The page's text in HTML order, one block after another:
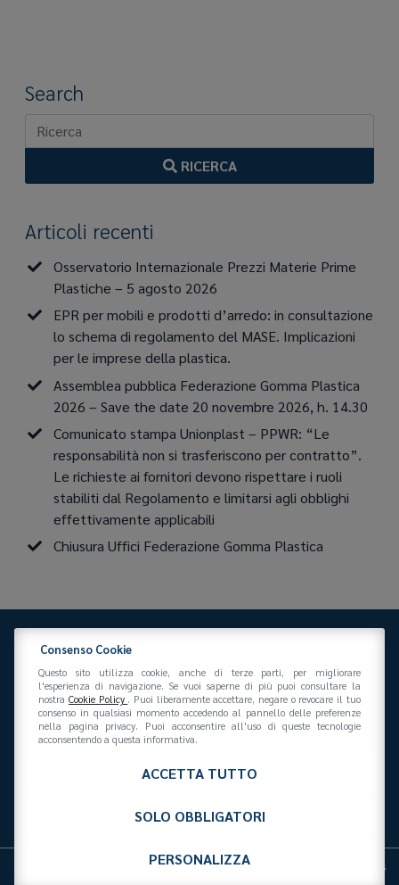
Search
RICERCA
Articoli recenti
Osservatorio Internazionale Prezzi Materie Prime
Plastiche – 5 agosto 2026
EPR per mobili e prodotti d’arredo: in consultazione
lo schema di regolamento del MASE. Implicazioni
per le imprese della plastica.
Assemblea pubblica Federazione Gomma Plastica
2026 – Save the date 20 novembre 2026, h. 14.30
Comunicato stampa Unionplast – PPWR: “Le
responsabilità non si trasferiscono per contratto”.
Le richieste ai fornitori devono rispettare i ruoli
stabiliti dal Regolamento e limitarsi agli obblighi
effettivamente applicabili
Chiusura Uffici Federazione Gomma Plastica
Federazione Gomma Plastica
Via San Vittore 36 20123
+39 02 439281
Cookies
Consenso Cookie
Questo sito utilizza cookie, anche di terze parti, per migliorare
l'esperienza di navigazione. Se vuoi saperne di più puoi consultare la
nostra Cookie Policy . Puoi liberamente accettare, negare o revocare il tuo
consenso in qualsiasi momento accedendo al pannello delle preferenze
nella pagina privacy. Puoi acconsentire all'uso di queste tecnologie
acconsentendo a questa informativa.
ACCETTA TUTTO
SOLO OBBLIGATORI
PERSONALIZZA